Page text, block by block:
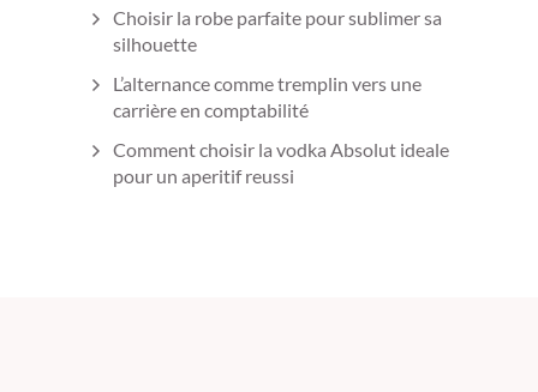
Choisir la robe parfaite pour sublimer sa
silhouette
L’alternance comme tremplin vers une
carrière en comptabilité
Comment choisir la vodka Absolut ideale
pour un aperitif reussi